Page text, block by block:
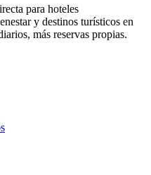
para hoteles
y destinos turísticos en
más reservas propias.